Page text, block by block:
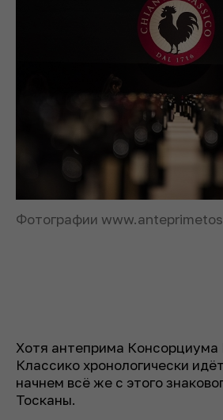
Фотографии
Хотя антеприма Консорциума
Классико хронологически
начнем всё же с этого
Тосканы.